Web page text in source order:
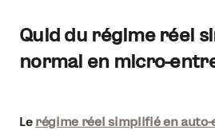
Quid du régime réel
normal en micro-
Le régime réel simplifié en